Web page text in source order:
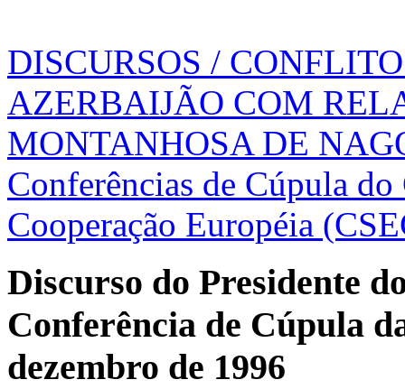
DISCURSOS /
AZERBAIJÃO COM
MONTANHOSA DE
Conferências de Cúpula do
Cooperação Européia
Discurso do Presidente
Conferência de Cúpula
dezembro de 1996